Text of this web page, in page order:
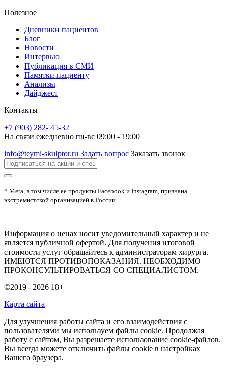
Полезное
Дневники пациентов
Блог
Новости
Интервью
Публикация в СМИ
Памятки пациенту
Анализы
Дайджест
Контакты
+7 (903) 282- 45-32
На связи ежедневно пн-вс 09:00 - 19:00
info@teymi-skulptor.ru Задать вопрос Заказать звонок
* Meta, в том числе ее продукты Facebook и Instagram, признана
экстремистской организацией в России.
Информация о ценах носит уведомительный характер и не
является публичной офертой. Для получения итоговой
стоимости услуг обращайтесь к администраторам хирурга.
ИМЕЮТСЯ ПРОТИВОПОКАЗАНИЯ. НЕОБХОДИМО
ПРОКОНСУЛЬТИРОВАТЬСЯ СО СПЕЦИАЛИСТОМ.
©2019 - 2026 18+
Карта сайта
Для улучшения работы сайта и его взаимодействия с
пользователями мы используем файлы cookie. Продолжая
работу с сайтом, Вы разрешаете использование cookie-файлов.
Вы всегда можете отключить файлы cookie в настройках
Вашего браузера.